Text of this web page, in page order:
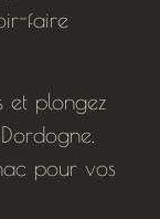
faire
et plongez
pour vos